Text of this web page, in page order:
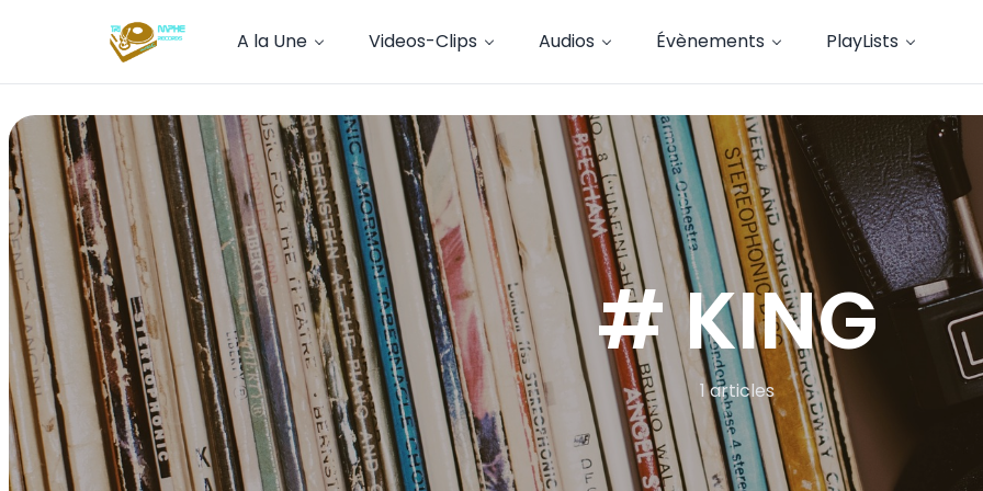
A la Une Videos-Clips Audios Évènements PlayLists
# KING
1 articles